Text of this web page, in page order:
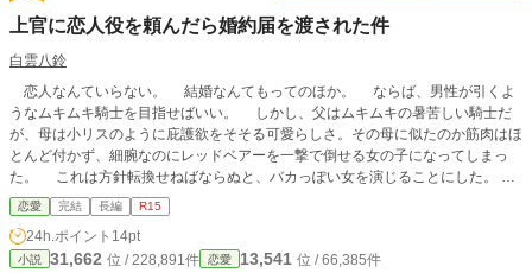
上官に恋人役を頼んだら婚約届を渡された件
白雲八鈴
恋人なんていらない。 結婚なんてもってのほか。 ならば、男性が引くよ
うなムキムキ騎士を目指せばいい。 しかし、父はムキムキの暑苦しい騎士だ
が、母は小リスのように庇護欲をそそる可愛らしさ。その母に似たのか筋肉はほ
とんど付かず、細腕なのにレッドベアーを一撃で倒せる女の子になってしまっ
た。 これは方針転換せねばならぬと、バカっぽい女を演じることにした。
それから１０年。王太子殿下のヨメ探しの舞踏会の招待状が私の元に届けられ
た。そのパートナーを誰に頼むか。 そこから始まる物語。 ＊第１６回恋愛小
説大賞参加作品ですのでよろしくお願いいたします。 2/3 投票ありがとうござい
ます！ 御礼に閑話を追加させていただきました。 ＊内容に不快感を感じるよう
恋愛 完結 長編 R15
24h.ポイント 14pt
小説 31,662 位 / 228,891件 恋愛 13,541 位 / 66,385件